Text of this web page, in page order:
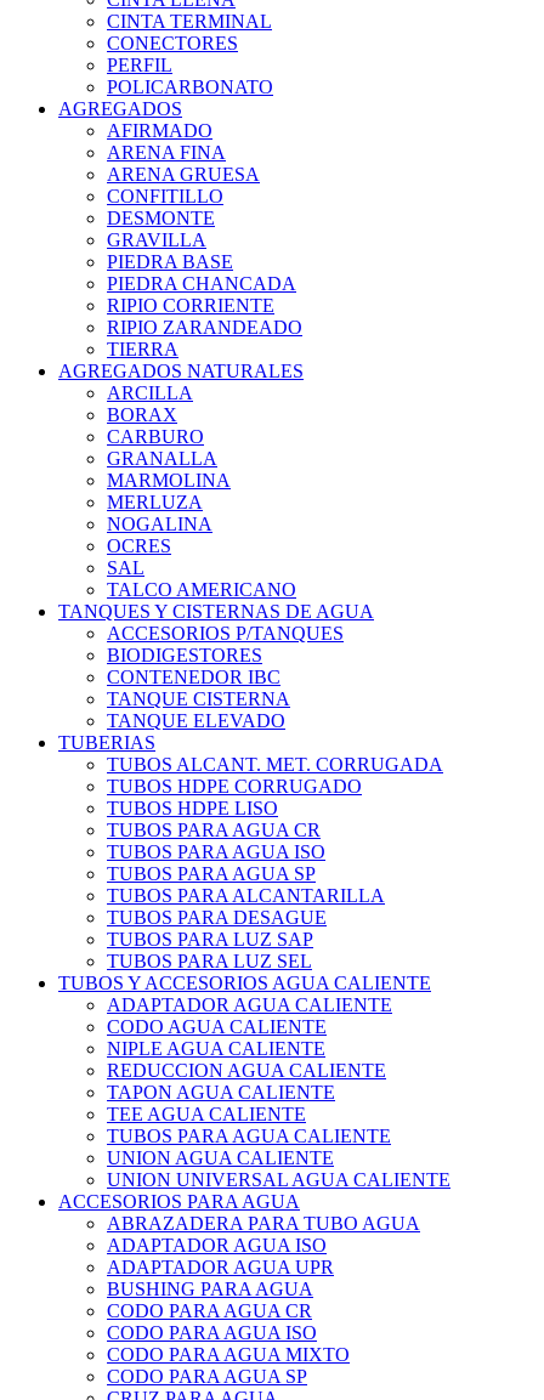
CINTA TERMINAL
CONECTORES
PERFIL
POLICARBONATO
AGREGADOS
AFIRMADO
ARENA FINA
ARENA GRUESA
CONFITILLO
DESMONTE
GRAVILLA
PIEDRA BASE
PIEDRA CHANCADA
RIPIO CORRIENTE
RIPIO ZARANDEADO
TIERRA
AGREGADOS NATURALES
ARCILLA
BORAX
CARBURO
GRANALLA
MARMOLINA
MERLUZA
NOGALINA
OCRES
SAL
TALCO AMERICANO
TANQUES Y CISTERNAS DE AGUA
ACCESORIOS P/TANQUES
BIODIGESTORES
CONTENEDOR IBC
TANQUE CISTERNA
TANQUE ELEVADO
TUBERIAS
TUBOS ALCANT. MET. CORRUGADA
TUBOS HDPE CORRUGADO
TUBOS HDPE LISO
TUBOS PARA AGUA CR
TUBOS PARA AGUA ISO
TUBOS PARA AGUA SP
TUBOS PARA ALCANTARILLA
TUBOS PARA DESAGUE
TUBOS PARA LUZ SAP
TUBOS PARA LUZ SEL
TUBOS Y ACCESORIOS AGUA CALIENTE
ADAPTADOR AGUA CALIENTE
CODO AGUA CALIENTE
NIPLE AGUA CALIENTE
REDUCCION AGUA CALIENTE
TAPON AGUA CALIENTE
TEE AGUA CALIENTE
TUBOS PARA AGUA CALIENTE
UNION AGUA CALIENTE
UNION UNIVERSAL AGUA CALIENTE
ACCESORIOS PARA AGUA
ABRAZADERA PARA TUBO AGUA
ADAPTADOR AGUA ISO
ADAPTADOR AGUA UPR
BUSHING PARA AGUA
CODO PARA AGUA CR
CODO PARA AGUA ISO
CODO PARA AGUA MIXTO
CODO PARA AGUA SP